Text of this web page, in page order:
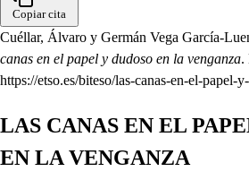
Copiar cita
Cuéllar, Álvaro y Germán Vega García-
canas en el papel y dudoso en la venganza.
https://etso.es/biteso/las-canas-en-el-papel-
LAS CANAS EN EL
EN LA VENGANZA